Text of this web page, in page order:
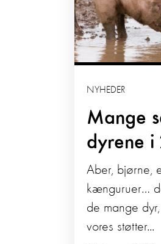
Mange
dyrene i
NYHEDER
Aber, bjørne,
kænguruer…
de mange
vores støtter...